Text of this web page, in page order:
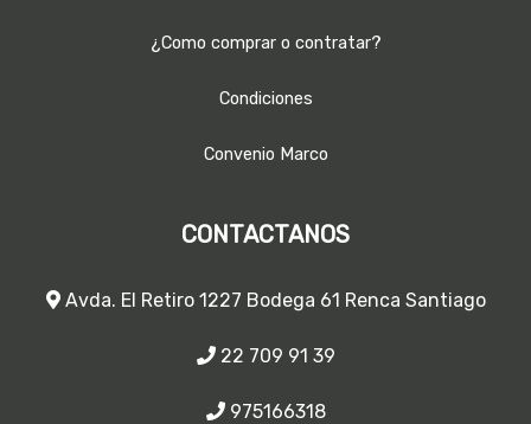
¿Como comprar o contratar?
Condiciones
Convenio Marco
CONTACTANOS
Avda. El Retiro 1227 Bodega 61 Renca Santiago
22 709 91 39
975166318